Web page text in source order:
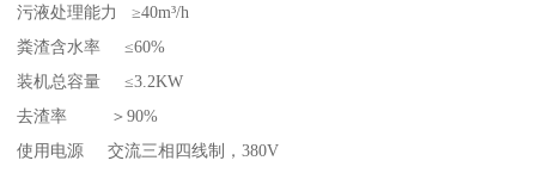
污液处理能力 ≥40m³/h
粪渣含水率 ≤60%
装机总容量 ≤3.2KW
去渣率 ＞90%
使用电源 交流三相四线制，380V